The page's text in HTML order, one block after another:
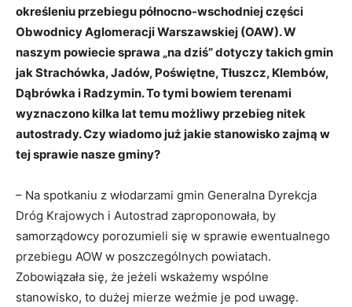
określeniu przebiegu północno-wschodniej części
Obwodnicy Aglomeracji Warszawskiej (OAW). W
naszym powiecie sprawa „na dziś” dotyczy takich gmin
jak Strachówka, Jadów, Poświętne, Tłuszcz, Klembów,
Dąbrówka i Radzymin. To tymi bowiem terenami
wyznaczono kilka lat temu możliwy przebieg nitek
autostrady. Czy wiadomo już jakie stanowisko zajmą w
tej sprawie nasze gminy?
– Na spotkaniu z włodarzami gmin Generalna Dyrekcja
Dróg Krajowych i Autostrad zaproponowała, by
samorządowcy porozumieli się w sprawie ewentualnego
przebiegu AOW w poszczególnych powiatach.
Zobowiązała się, że jeżeli wskażemy wspólne
stanowisko, to dużej mierze weźmie je pod uwagę.